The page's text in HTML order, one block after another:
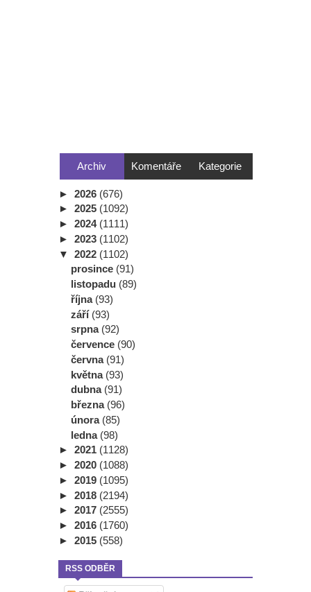
Archiv Komentáře Kategorie
► 2026 (676)
► 2025 (1092)
► 2024 (1111)
► 2023 (1102)
▼ 2022 (1102)
prosince (91)
listopadu (89)
října (93)
září (93)
srpna (92)
července (90)
června (91)
května (93)
dubna (91)
března (96)
února (85)
ledna (98)
► 2021 (1128)
► 2020 (1088)
► 2019 (1095)
► 2018 (2194)
► 2017 (2555)
► 2016 (1760)
► 2015 (558)
RSS ODBĚR